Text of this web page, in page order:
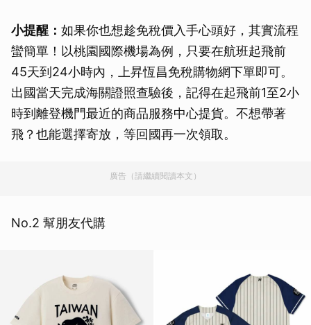
小提醒： 如果你也想趁免稅價入手心頭好，其實流程
蠻簡單！以桃園國際機場為例，只要在航班起飛前
45天到24小時內，上昇恆昌免稅購物網下單即可。
出國當天完成海關證照查驗後，記得在起飛前1至2小
時到離登機門最近的商品服務中心提貨。不想帶著
飛？也能選擇寄放，等回國再一次領取。
廣告（請繼續閱讀本文）
No.2 幫朋友代購